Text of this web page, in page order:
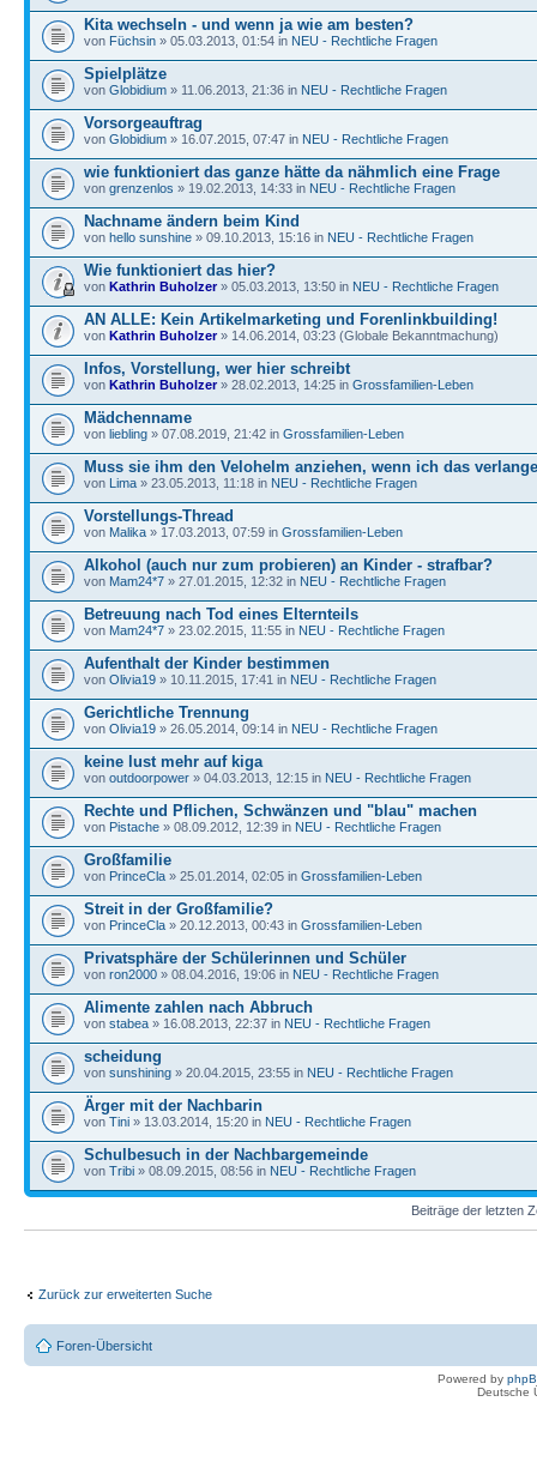
Kita wechseln - und wenn ja wie am besten?
von Füchsin » 05.03.2013, 01:54 in NEU - Rechtliche Fragen
Spielplätze
von Globidium » 11.06.2013, 21:36 in NEU - Rechtliche Fragen
Vorsorgeauftrag
von Globidium » 16.07.2015, 07:47 in NEU - Rechtliche Fragen
wie funktioniert das ganze hätte da nähmlich eine Frage
von grenzenlos » 19.02.2013, 14:33 in NEU - Rechtliche Fragen
Nachname ändern beim Kind
von hello sunshine » 09.10.2013, 15:16 in NEU - Rechtliche Fragen
Wie funktioniert das hier?
von Kathrin Buholzer» 05.03.2013, 13:50 in NEU - Rechtliche Fragen
AN ALLE: Kein Artikelmarketing und Forenlinkbuilding!
von Kathrin Buholzer» 14.06.2014, 03:23 (Globale Bekanntmachung)
Infos, Vorstellung, wer hier schreibt
von Kathrin Buholzer» 28.02.2013, 14:25 in Grossfamilien-Leben
Mädchenname
von liebling » 07.08.2019, 21:42 in Grossfamilien-Leben
Muss sie ihm den Velohelm anziehen, wenn ich das
von Lima » 23.05.2013, 11:18 in NEU - Rechtliche Fragen
Vorstellungs-Thread
von Malika » 17.03.2013, 07:59 in Grossfamilien-Leben
Alkohol (auch nur zum probieren) an Kinder - strafbar?
von Mam24*7 » 27.01.2015, 12:32 in NEU - Rechtliche Fragen
Betreuung nach Tod eines Elternteils
von Mam24*7 » 23.02.2015, 11:55 in NEU - Rechtliche Fragen
Aufenthalt der Kinder bestimmen
von Olivia19 » 10.11.2015, 17:41 in NEU - Rechtliche Fragen
Gerichtliche Trennung
von Olivia19 » 26.05.2014, 09:14 in NEU - Rechtliche Fragen
keine lust mehr auf kiga
von outdoorpower » 04.03.2013, 12:15 in NEU - Rechtliche Fragen
Rechte und Pflichen, Schwänzen und "blau" machen
von Pistache » 08.09.2012, 12:39 in NEU - Rechtliche Fragen
Großfamilie
von PrinceCla » 25.01.2014, 02:05 in Grossfamilien-Leben
Streit in der Großfamilie?
von PrinceCla » 20.12.2013, 00:43 in Grossfamilien-Leben
Privatsphäre der Schülerinnen und Schüler
von ron2000 » 08.04.2016, 19:06 in NEU - Rechtliche Fragen
Alimente zahlen nach Abbruch
von stabea » 16.08.2013, 22:37 in NEU - Rechtliche Fragen
scheidung
von sunshining » 20.04.2015, 23:55 in NEU - Rechtliche Fragen
Ärger mit der Nachbarin
von Tini » 13.03.2014, 15:20 in NEU - Rechtliche Fragen
Schulbesuch in der Nachbargemeinde
von Tribi » 08.09.2015, 08:56 in NEU - Rechtliche Fragen
Beiträge der letzten
Zurück zur erweiterten Suche
Foren-Übersicht
Powered by
Deutsche